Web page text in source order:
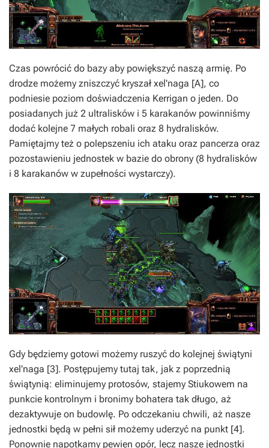
Czas powrócić do bazy aby powiększyć naszą armię. Po
drodze możemy zniszczyć kryszał xel'naga [A], co
podniesie poziom doświadczenia Kerrigan o jeden. Do
posiadanych już 2 ultralisków i 5 karakanów powinniśmy
dodać kolejne 7 małych robali oraz 8 hydralisków.
Pamiętajmy też o polepszeniu ich ataku oraz pancerza oraz
pozostawieniu jednostek w bazie do obrony (8 hydralisków
i 8 karakanów w zupełności wystarczy).
Gdy będziemy gotowi możemy ruszyć do kolejnej świątyni
xel'naga [3]. Postępujemy tutaj tak, jak z poprzednią
świątynią: eliminujemy protosów, stajemy Stiukowem na
punkcie kontrolnym i bronimy bohatera tak długo, aż
dezaktywuje on budowlę. Po odczekaniu chwili, aż nasze
jednostki będą w pełni sił możemy uderzyć na punkt [4].
Ponownie napotkamy pewien opór, lecz nasze jednostki